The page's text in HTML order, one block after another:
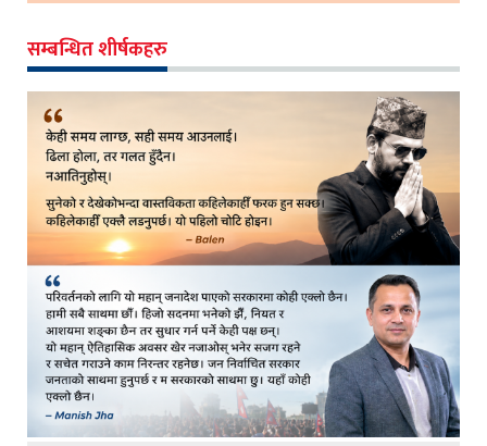
सम्बन्धित शीर्षकहरु